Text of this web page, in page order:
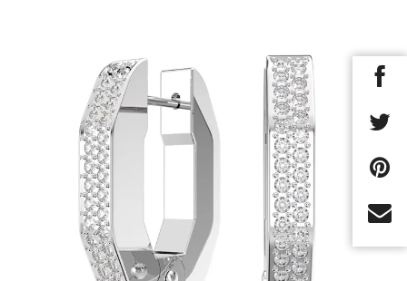
Geschenken
Merken
Cadeaubon
Next